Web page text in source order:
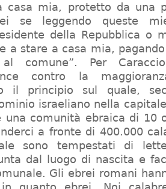
casa mia, protetto da una
se leggendo queste
della Repubblica o
a stare a casa mia,
comune”. Per
contro la
il principio sul quale,
israeliano nella
una comunità ebraica di 10
a fronte di 400.000
sono tempestati di
dal luogo di nascita e
Gli ebrei romani